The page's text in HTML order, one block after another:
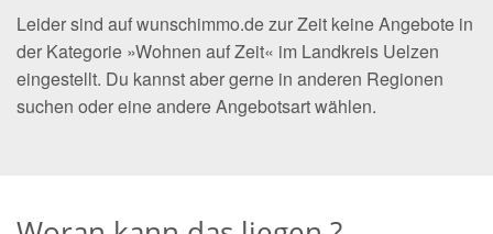
Leider sind auf wunschimmo.de zur Zeit keine Angebote in
der Kategorie »Wohnen auf Zeit« im Landkreis Uelzen
eingestellt. Du kannst aber gerne in anderen Regionen
suchen oder eine andere Angebotsart wählen.